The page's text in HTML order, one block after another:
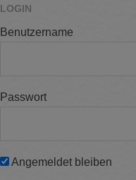
LOGIN
Benutzername
Passwort
Angemeldet bleiben